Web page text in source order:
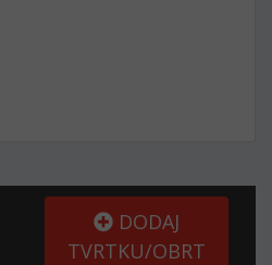
DODAJ
TVRTKU/OBRT